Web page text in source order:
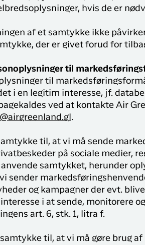
hvis de er
af et samtykke ikke
der er givet forud for
til
til
i en legitim interesse, jf.
ved at kontakte Air
.
til, at vi må sende
på sociale medier,
samtykket, herunder
sender
og kampagner der evt.
i at sende, monitorere
art. 6, stk. 1, litra f.
til, at vi må gøre brug